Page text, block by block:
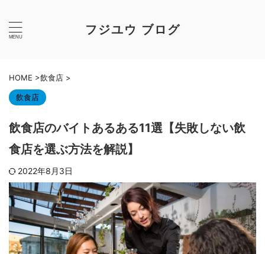
フジユウ ブログ
HOME >飲食店 >
飲食店
飲食店のバイトあるある11選【失敗しない飲
食店を選ぶ方法を解説】
2022年8月3日